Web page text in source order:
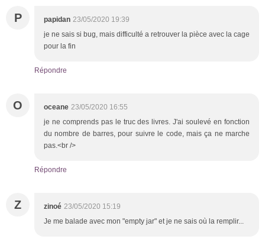
P papidan 23/05/2020 19:39
je ne sais si bug, mais difficulté a retrouver la pièce avec la cage
pour la fin
Répondre
O oceane 23/05/2020 16:55
je ne comprends pas le truc des livres. J'ai soulevé en fonction
du nombre de barres, pour suivre le code, mais ça ne marche
pas.<br />
Répondre
Z zinoé 23/05/2020 15:19
Je me balade avec mon "empty jar" et je ne sais où la remplir...